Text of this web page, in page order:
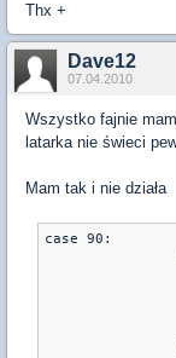
Thx +
Dave12
07.04.2010
Wszystko fajnie
latarka nie świeci
Mam tak i nie działa
case 90: